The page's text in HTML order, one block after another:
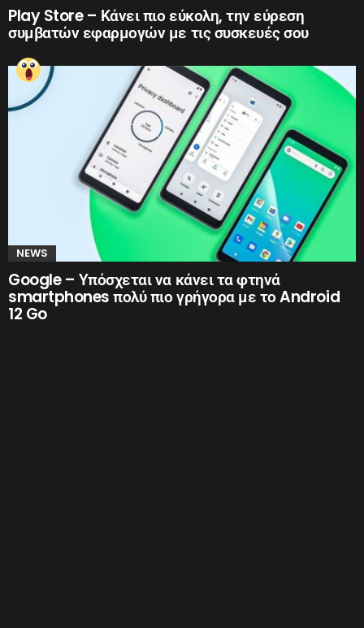
Play Store – Κάνει πιο εύκολη, την εύρεση
συμβατών εφαρμογών με τις συσκευές σου
NEWS
Google – Υπόσχεται να κάνει τα φτηνά
smartphones πολύ πιο γρήγορα με το Android
12 Go